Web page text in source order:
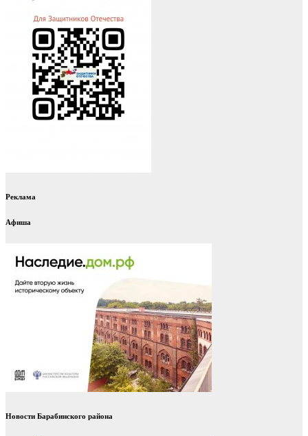
Реклама
Афиша
Новости Барабинского района